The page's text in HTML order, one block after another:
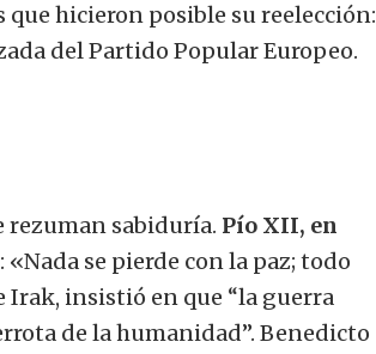
hicieron posible su reelección:
del Partido Popular Europeo.
rezuman sabiduría. Pío XII, en
se pierde con la paz; todo
Irak, insistió en que “la guerra
de la humanidad”. Benedicto